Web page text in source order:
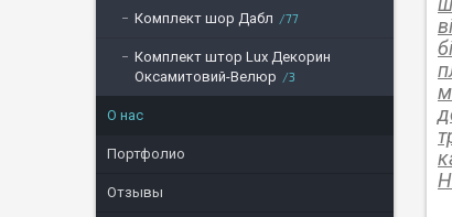
Комплект шор Дабл 77
Комплект штор Lux Декорин
Оксамитовий-Велюр
3
О нас
Портфолио
Отзывы